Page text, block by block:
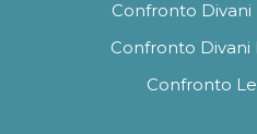
Confronto Divani
Confronto Divani
Confronto